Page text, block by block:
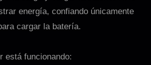
energía, confiando únicamente
cargar la batería.
está funcionando: